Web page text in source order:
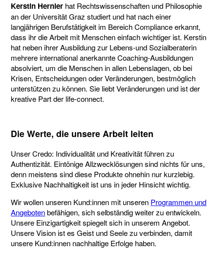
Kerstin Hernler hat Rechtswissenschaften und Philosophie
an der Universität Graz studiert und hat nach einer
langjährigen Berufstätigkeit im Bereich Compliance erkannt,
dass ihr die Arbeit mit Menschen einfach wichtiger ist. Kerstin
hat neben ihrer Ausbildung zur Lebens-und Sozialberaterin
mehrere international anerkannte Coaching-Ausbildungen
absolviert, um die Menschen in allen Lebenslagen, ob bei
Krisen, Entscheidungen oder Veränderungen, bestmöglich
unterstützen zu können. Sie liebt Veränderungen und ist der
kreative Part der life-connect.
Die Werte, die unsere Arbeit leiten
Unser Credo: Individualität und Kreativität führen zu
Authentizität. Eintönige Allzwecklösungen sind nichts für uns,
denn meistens sind diese Produkte ohnehin nur kurzlebig.
Exklusive Nachhaltigkeit ist uns in jeder Hinsicht wichtig.
Wir wollen unseren Kund:innen mit unseren Programmen und
Angebotenbefähigen, sich selbständig weiter zu entwickeln.
Unsere Einzigartigkeit spiegelt sich in unserem Angebot.
Unsere Vision ist es Geist und Seele zu verbinden, damit
unsere Kund:innen nachhaltige Erfolge haben.